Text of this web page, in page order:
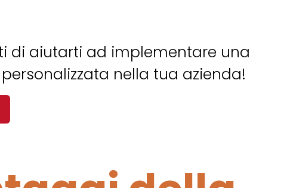
di aiutarti ad implementare una
nella tua azienda!